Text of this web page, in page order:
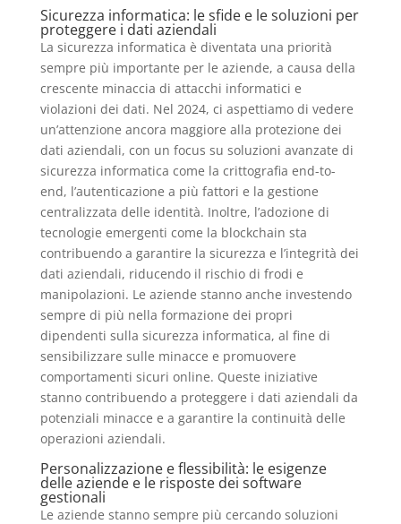
Sicurezza informatica: le sfide e le soluzioni per
proteggere i dati aziendali
La sicurezza informatica è diventata una priorità
sempre più importante per le aziende, a causa della
crescente minaccia di attacchi informatici e
violazioni dei dati. Nel 2024, ci aspettiamo di vedere
un’attenzione ancora maggiore alla protezione dei
dati aziendali, con un focus su soluzioni avanzate di
sicurezza informatica come la crittografia end-to-
end, l’autenticazione a più fattori e la gestione
centralizzata delle identità. Inoltre, l’adozione di
tecnologie emergenti come la blockchain sta
contribuendo a garantire la sicurezza e l’integrità dei
dati aziendali, riducendo il rischio di frodi e
manipolazioni. Le aziende stanno anche investendo
sempre di più nella formazione dei propri
dipendenti sulla sicurezza informatica, al fine di
sensibilizzare sulle minacce e promuovere
comportamenti sicuri online. Queste iniziative
stanno contribuendo a proteggere i dati aziendali da
potenziali minacce e a garantire la continuità delle
operazioni aziendali.
Personalizzazione e flessibilità: le esigenze
delle aziende e le risposte dei software
gestionali
Le aziende stanno sempre più cercando soluzioni